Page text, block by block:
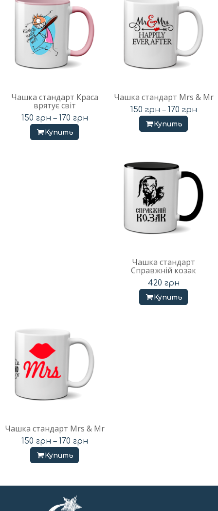
Чашка стандарт Краса
врятує світ
150 грн – 170 грн
Купить
Чашка стандарт Mrs & Mr
150 грн – 170 грн
Купить
Чашка стандарт
Справжній козак
420 грн
Купить
Чашка стандарт Mrs & Mr
150 грн – 170 грн
Купить